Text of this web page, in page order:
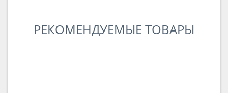
РЕКОМЕНДУЕМЫЕ ТОВАРЫ